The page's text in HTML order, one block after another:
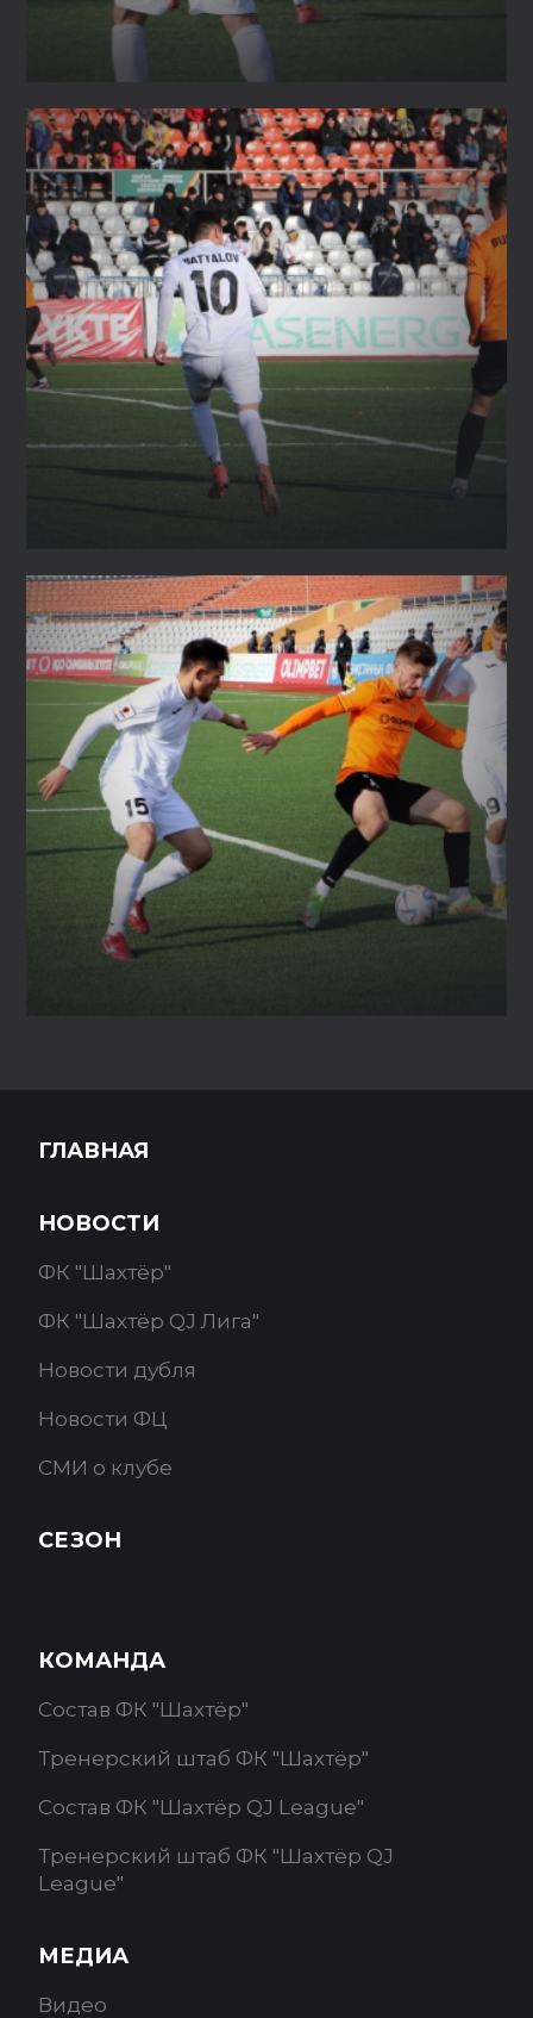
ГЛАВНАЯ
НОВОСТИ
ФК "Шахтёр"
ФК "Шахтёр QJ Лига"
Новости дубля
Новости ФЦ
СМИ о клубе
СЕЗОН
КОМАНДА
Состав ФК "Шахтёр"
Тренерский штаб ФК "Шахтёр"
Состав ФК "Шахтёр QJ League"
Тренерский штаб ФК "Шахтёр QJ
League"
МЕДИА
Видео